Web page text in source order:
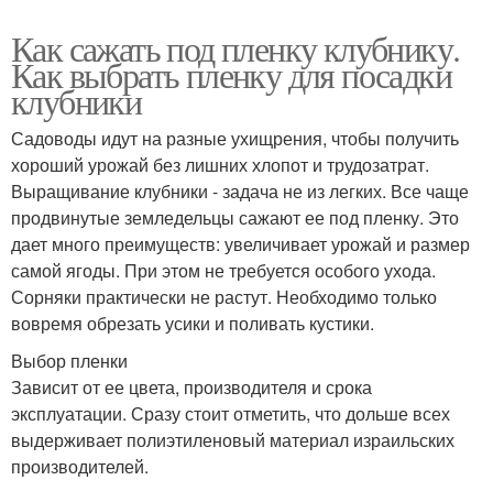
Как сажать под пленку клубнику.
Как выбрать пленку для посадки
клубники
Садоводы идут на разные ухищрения, чтобы получить
хороший урожай без лишних хлопот и трудозатрат.
Выращивание клубники - задача не из легких. Все чаще
продвинутые земледельцы сажают ее под пленку. Это
дает много преимуществ: увеличивает урожай и размер
самой ягоды. При этом не требуется особого ухода.
Сорняки практически не растут. Необходимо только
вовремя обрезать усики и поливать кустики.
Выбор пленки
Зависит от ее цвета, производителя и срока
эксплуатации. Сразу стоит отметить, что дольше всех
выдерживает полиэтиленовый материал израильских
производителей.